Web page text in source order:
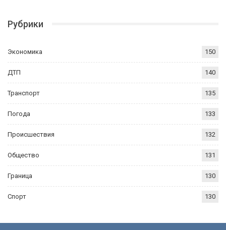
Рубрики
Экономика 150
ДТП 140
Транспорт 135
Погода 133
Происшествия 132
Общество 131
Граница 130
Спорт 130